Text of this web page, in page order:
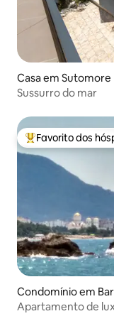
Casa em Sutomore
Sussurro do mar
Favoritos dos
Favorito dos
Condomínio em Bar
Apartamento de